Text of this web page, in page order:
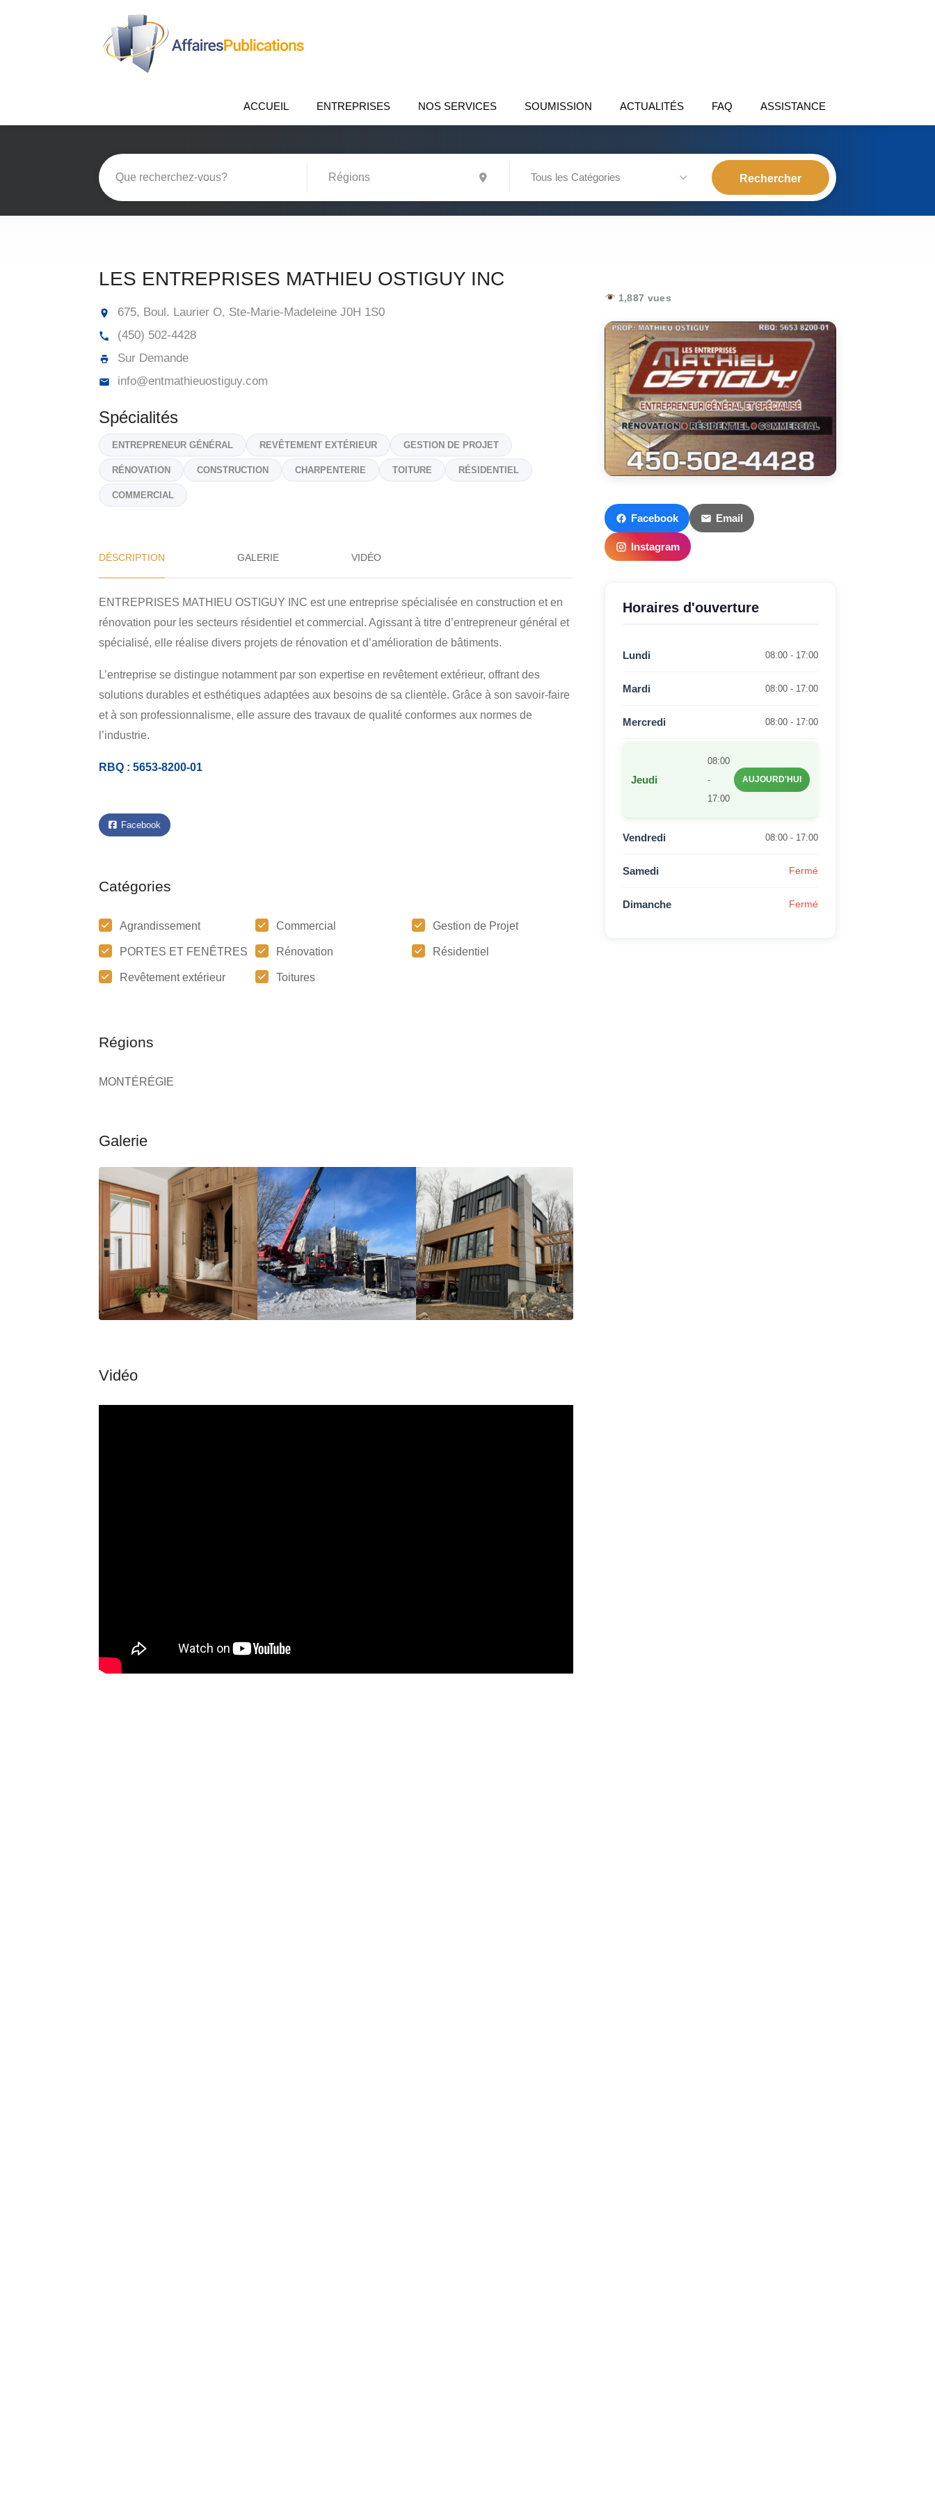
ACCUEIL ENTREPRISES NOS SERVICES SOUMISSION ACTUALITÉS FAQ ASSISTANCE
Tous les Catégories
LES ENTREPRISES MATHIEU OSTIGUY INC
675, Boul. Laurier O, Ste-Marie-Madeleine J0H 1S0
(450) 502-4428
Sur Demande
info@entmathieuostiguy.com
Spécialités
ENTREPRENEUR GÉNÉRAL REVÊTEMENT EXTÉRIEUR GESTION DE PROJET
RÉNOVATION CONSTRUCTION CHARPENTERIE TOITURE RÉSIDENTIEL
COMMERCIAL
DÉSCRIPTION GALERIE VIDÉO
ENTREPRISES MATHIEU OSTIGUY INC est une entreprise spécialisée en construction et en
rénovation pour les secteurs résidentiel et commercial. Agissant à titre d’entrepreneur général et
spécialisé, elle réalise divers projets de rénovation et d’amélioration de bâtiments.
L’entreprise se distingue notamment par son expertise en revêtement extérieur, offrant des
solutions durables et esthétiques adaptées aux besoins de sa clientèle. Grâce à son savoir-faire
et à son professionnalisme, elle assure des travaux de qualité conformes aux normes de
l’industrie.
RBQ : 5653-8200-01
Facebook
Catégories
Agrandissement Commercial Gestion de Projet
PORTES ET FENÊTRES Rénovation Résidentiel
Revêtement extérieur Toitures
Régions
MONTÉRÉGIE
1,887 vues
Facebook Email
Instagram
Horaires d'ouverture
Lundi 08:00 - 17:00
Mardi 08:00 - 17:00
Mercredi 08:00 - 17:00
Jeudi
08:00
-
17:00
AUJOURD'HUI
Vendredi 08:00 - 17:00
Samedi Fermé
Dimanche Fermé